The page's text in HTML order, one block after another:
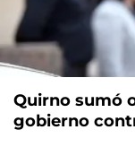
Quirno sumó
gobierno